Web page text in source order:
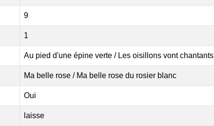
9
1
Au pied d'une épine verte / Les oisillons vont chantants
Ma belle rose / Ma belle rose du rosier blanc
Oui
laisse